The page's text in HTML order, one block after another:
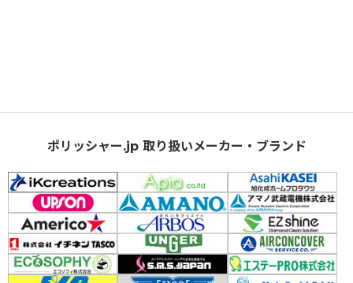
ポリッシャー.jp 取り扱いメーカー・ブランド